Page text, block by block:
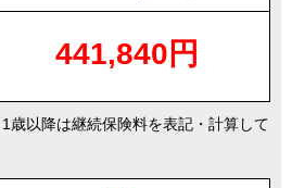
441,840円
歳以降は継続保険料を表記・計算して